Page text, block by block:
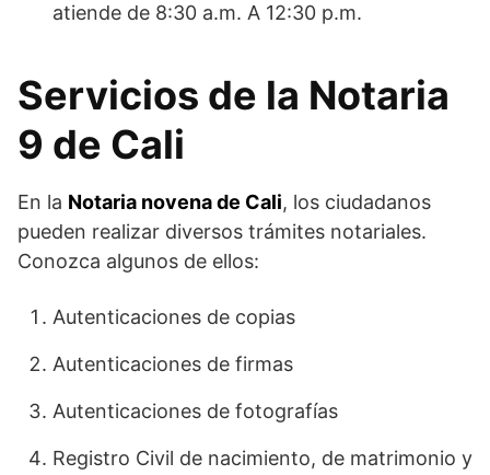
atiende de 8:30 a.m. A 12:30 p.m.
Servicios de la Notaria
9 de Cali
En la Notaria novena de Cali, los ciudadanos
pueden realizar diversos trámites notariales.
Conozca algunos de ellos:
Autenticaciones de copias
Autenticaciones de firmas
Autenticaciones de fotografías
Registro Civil de nacimiento, de matrimonio y